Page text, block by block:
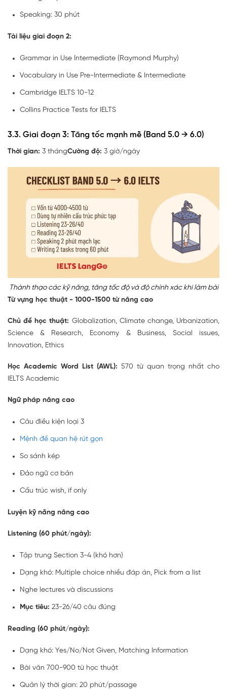
Speaking: 30 phút
Tài liệu giai đoạn 2:
Grammar in Use Intermediate (Raymond Murphy)
Vocabulary in Use Pre-Intermediate & Intermediate
Cambridge IELTS 10-12
Collins Practice Tests for IELTS
3.3. Giai đoạn 3: Tăng tốc mạnh mẽ (Band 5.0 → 6.0)
Thời gian: 3 thángCường độ: 3 giờ/ngày
Thành thạo các kỹ năng, tăng tốc độ và độ chính xác khi làm bài
Từ vựng học thuật - 1000-1500 từ nâng cao
Chủ đề học thuật: Globalization, Climate change, Urbanization,
Science & Research, Economy & Business, Social issues,
Innovation, Ethics
Học Academic Word List (AWL): 570 từ quan trọng nhất cho
IELTS Academic
Ngữ pháp nâng cao
Câu điều kiện loại 3
Mệnh đề quan hệ rút gọn
So sánh kép
Đảo ngữ cơ bản
Cấu trúc wish, if only
Luyện kỹ năng nâng cao
Listening (60 phút/ngày):
Tập trung Section 3-4 (khó hơn)
Dạng khó: Multiple choice nhiều đáp án, Pick from a list
Nghe lectures và discussions
Mục tiêu: 23-26/40 câu đúng
Reading (60 phút/ngày):
Dạng khó: Yes/No/Not Given, Matching Information
Bài văn 700-900 từ học thuật
Quản lý thời gian: 20 phút/passage